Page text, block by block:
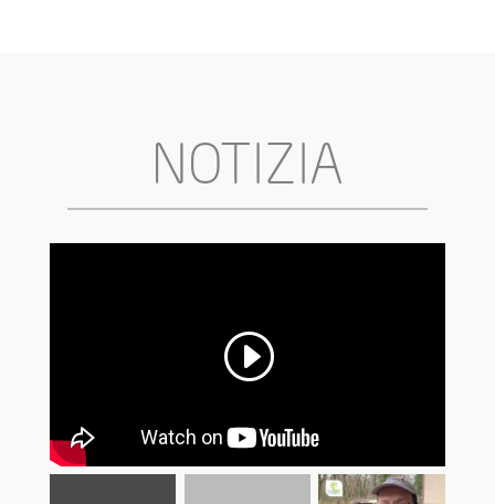
NOTIZIA